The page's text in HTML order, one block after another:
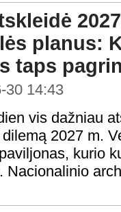
planus:
taps
30 14:43
vis dažniau
2027 m.
kurio
Nacionalinio